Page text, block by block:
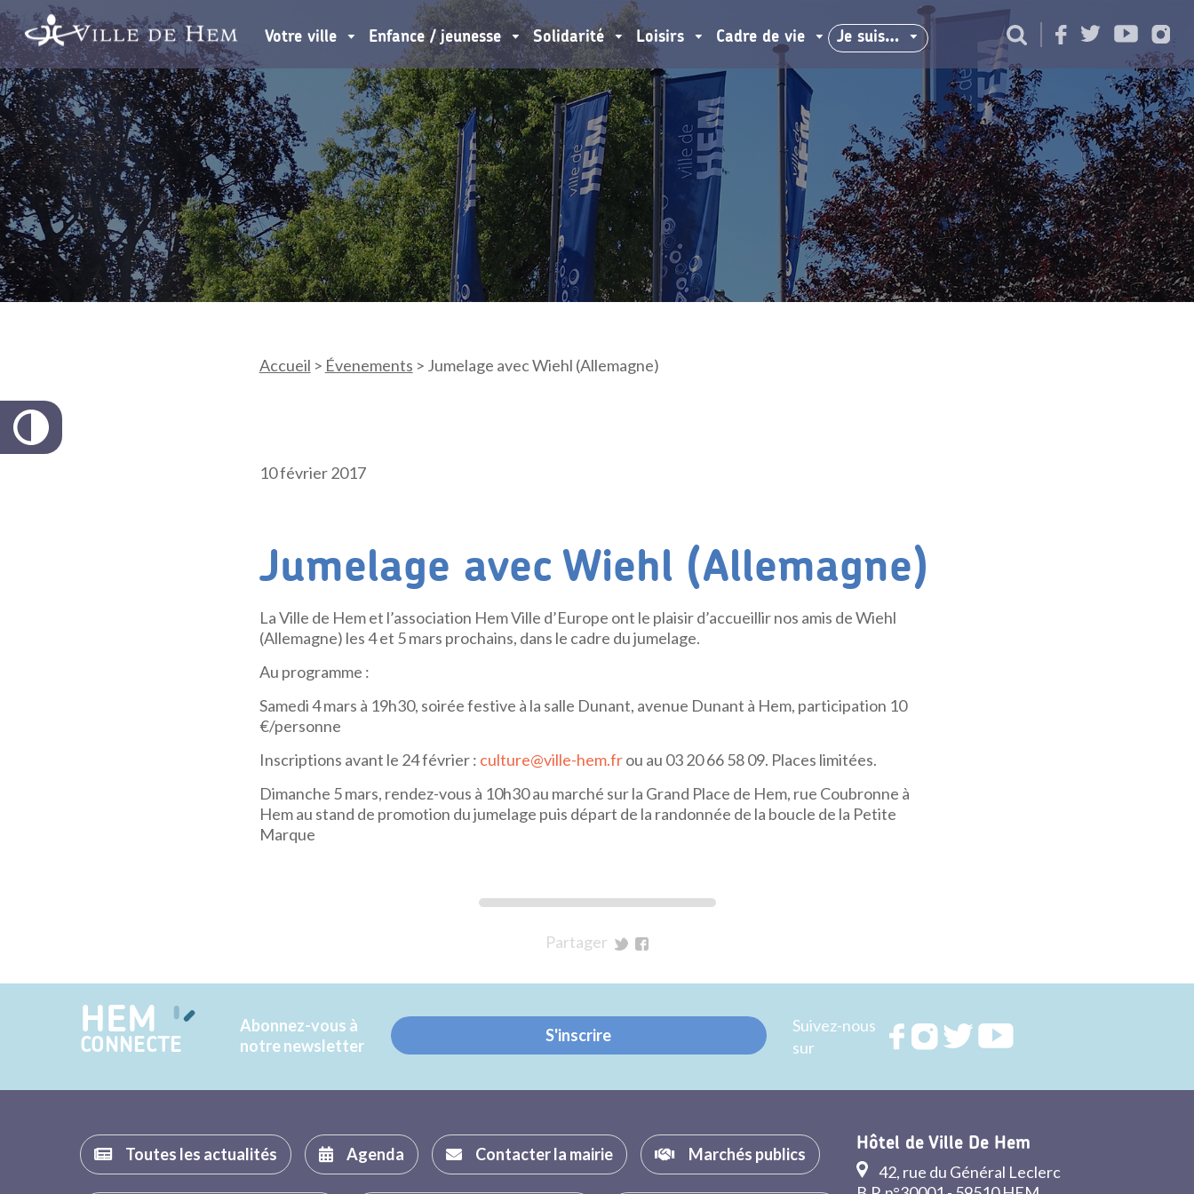
Votre ville Enfance / jeunesse Solidarité Loisirs Cadre de vie Je suis…
Accueil > Évenements > Jumelage avec Wiehl (Allemagne)
10 février 2017
Jumelage avec Wiehl (Allemagne)
La Ville de Hem et l’association Hem Ville d’Europe ont le plaisir d’accueillir nos amis de Wiehl
(Allemagne) les 4 et 5 mars prochains, dans le cadre du jumelage.
Au programme :
Samedi 4 mars à 19h30, soirée festive à la salle Dunant, avenue Dunant à Hem, participation 10
€/personne
Inscriptions avant le 24 février : culture@ville-hem.frou au 03 20 66 58 09. Places limitées.
Dimanche 5 mars, rendez-vous à 10h30 au marché sur la Grand Place de Hem, rue Coubronne à
Hem au stand de promotion du jumelage puis départ de la randonnée de la boucle de la Petite
Marque
Partager
Twitter
Facebook
HEM
CONNECTE
Abonnez-vous à
notre newsletter
S'inscrire
Suivez-nous
sur
RejoignezRejoignezRejoignez
Toutes les actualités Agenda Contacter la mairie Marchés publics
Hôtel de Ville De Hem
42, rue du Général Leclerc